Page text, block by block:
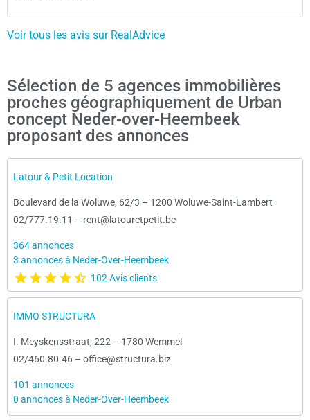
Voir tous les avis sur RealAdvice
Sélection de 5 agences immobilières
proches géographiquement de Urban
concept Neder-over-Heembeek
proposant des annonces
Latour & Petit Location
Boulevard de la Woluwe, 62/3 – 1200 Woluwe-Saint-Lambert
02/777.19.11 – rent@latouretpetit.be
364 annonces
3 annonces à Neder-Over-Heembeek
102 Avis clients
IMMO STRUCTURA
I. Meyskensstraat, 222 – 1780 Wemmel
02/460.80.46 – office@structura.biz
101 annonces
0 annonces à Neder-Over-Heembeek